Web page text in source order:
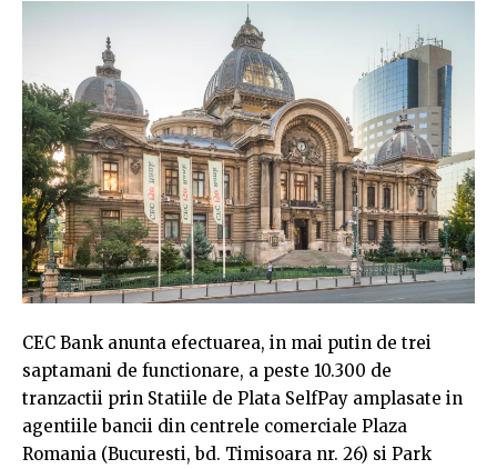
CEC Bank anunta efectuarea, in mai putin de trei
saptamani de functionare, a peste 10.300 de
tranzactii prin Statiile de Plata SelfPay amplasate in
agentiile bancii din centrele comerciale Plaza
Romania (Bucuresti, bd. Timisoara nr. 26) si Park